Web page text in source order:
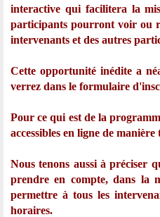
interactive qui facilitera la
participants pourront voir ou
intervenants et des autres
Cette opportunité inédite a
verrez dans le formulaire
Pour ce qui est de la
accessibles en ligne de
Nous tenons aussi à préciser
prendre en compte, dans la
permettre à tous les
horaires.